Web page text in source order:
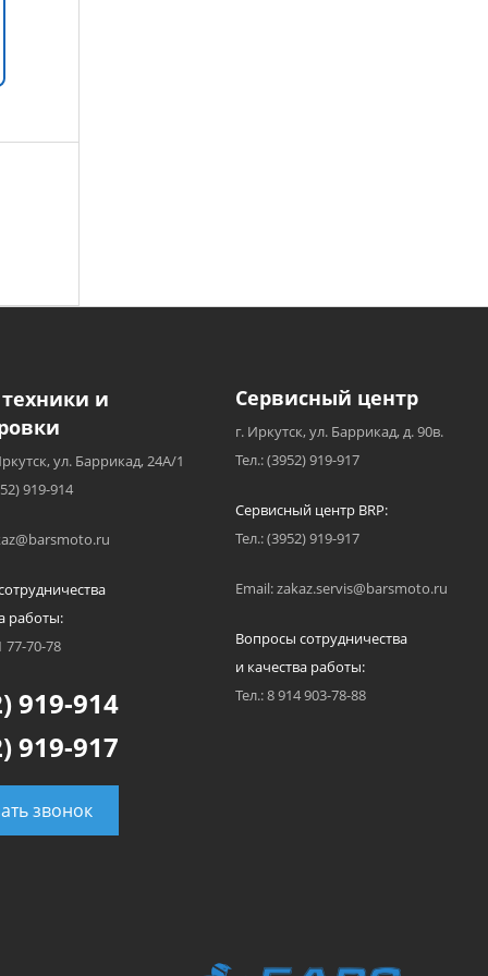
и
ул. Баррикад, 24А/1
919-914
работы:
77-70-78
919-914
919-917
звонок
Сервисный центр
г. Иркутск, ул. Баррикад, д. 90в.
Тел.: (3952) 919-917
Сервисный центр BRP:
Тел.: (3952) 919-917
Email: zakaz.servis@barsmoto.ru
Вопросы сотрудничества
и качества работы:
Тел.: 8 914 903-78-88